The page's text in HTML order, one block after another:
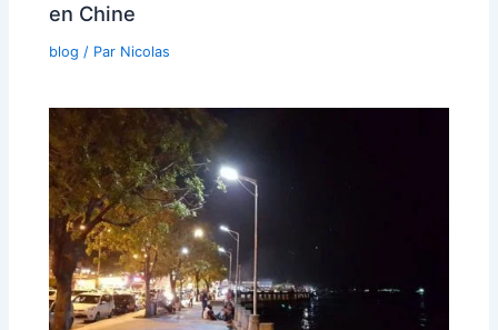
en Chine
blog / Par Nicolas